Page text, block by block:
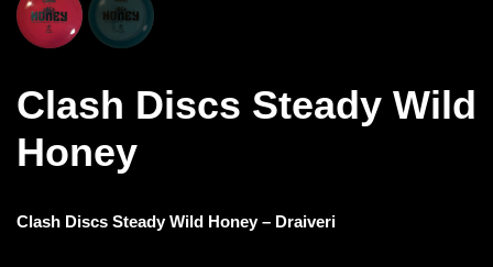
Clash Discs Steady Wild
Honey
Clash Discs Steady Wild Honey – Draiveri